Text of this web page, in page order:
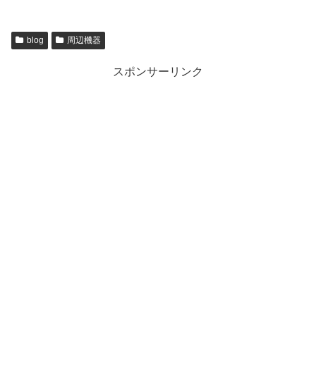
blog 周辺機器
スポンサーリンク